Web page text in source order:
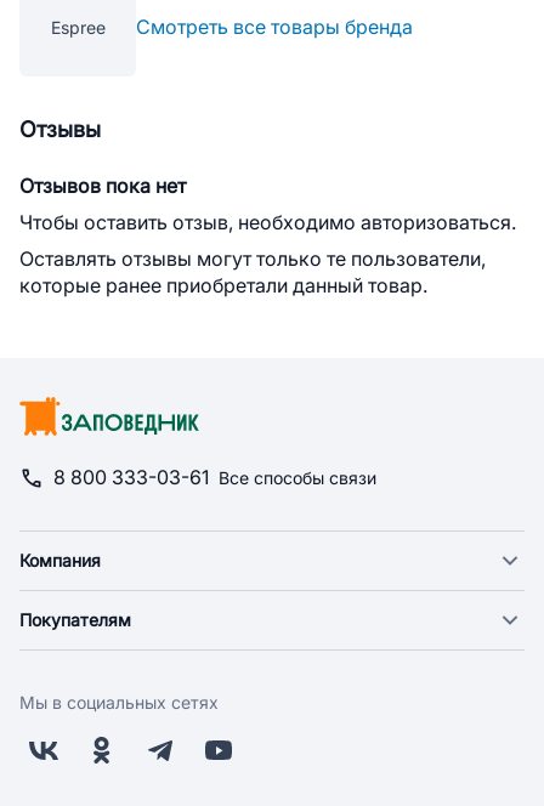
Espree Смотреть все товары бренда
Отзывы
Отзывов пока нет
Чтобы оставить отзыв, необходимо авторизоваться.
Оставлять отзывы могут только те пользователи,
которые ранее приобретали данный товар.
8 800 333-03-61 Все способы связи
Компания
Новости
Поставщикам
Заводчикам
Покупателям
Оплата
Бонусная программа
Мы в социальных сетях